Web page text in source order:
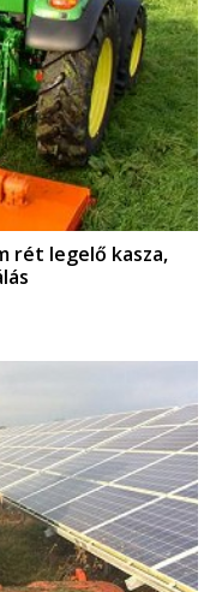
rét legelő kasza,